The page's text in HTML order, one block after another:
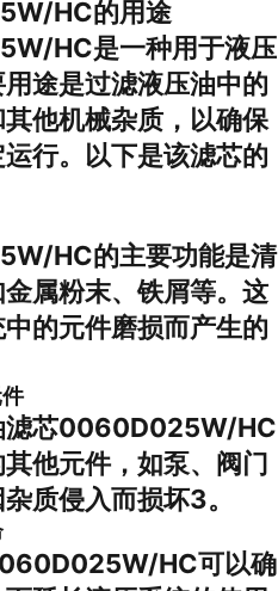
HC的用途
HC是一种用于液压
途是过滤液压油中的
他机械杂质，以确保
行。以下是该滤芯的
HC的主要功能是清
属粉末、铁屑等。这
的元件磨损而产生的
滤芯0060D025W/HC
他元件，如泵、阀门
质侵入而损坏3。
HC可以确